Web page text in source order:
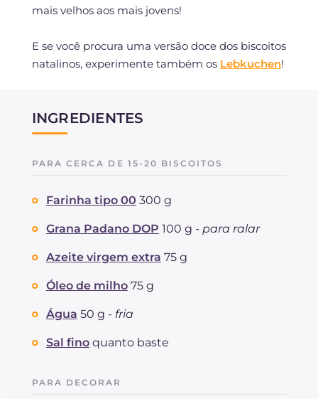
mais velhos aos mais jovens!
E se você procura uma versão doce dos biscoitos
natalinos, experimente também os Lebkuchen!
INGREDIENTES
PARA CERCA DE 15-20 BISCOITOS
Farinha tipo 00 300 g
Grana Padano DOP 100 g - para ralar
Azeite virgem extra 75 g
Óleo de milho 75 g
Água 50 g - fria
Sal fino quanto baste
PARA DECORAR